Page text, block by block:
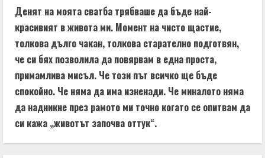
Денят на моята сватба трябваше да бъде най-
красивият в живота ми. Момент на чисто щастие,
толкова дълго чакан, толкова старателно подготвян,
че си бях позволила да повярвам в една проста,
примамлива мисъл. Че този път всичко ще бъде
спокойно. Че няма да има изненади. Че миналото няма
да надникне през рамото ми точно когато се опитвам да
си кажа „животът започва оттук“.